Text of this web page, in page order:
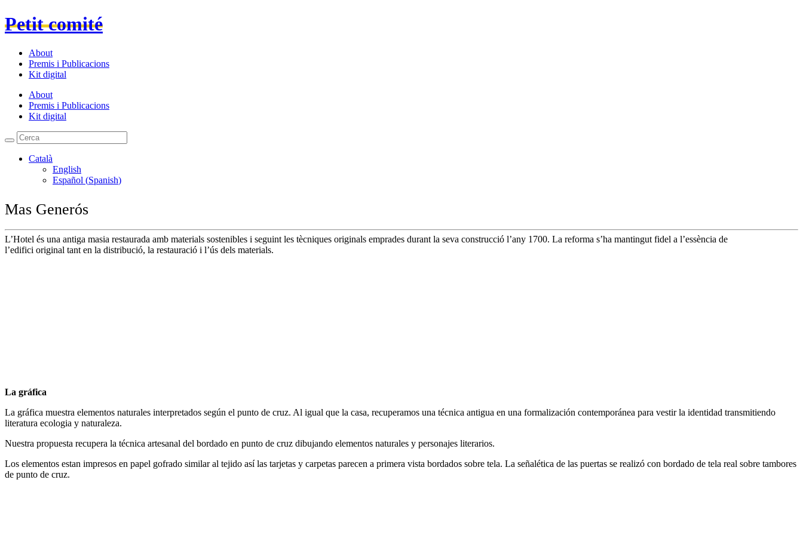
Petit comité
About
Premis i Publicacions
Kit digital
About
Premis i Publicacions
Kit digital
Català
English
Español (Spanish)
Mas Generós
L’Hotel és una antiga masia restaurada amb materials sostenibles i seguint les tècniques originals emprades durant la seva construcció l’any 1700. La reforma s’ha mantingut fidel a l’essència de
l’edifici original tant en la distribució, la restauració i l’ús dels materials.
La gráfica
La gráfica muestra elementos naturales interpretados según el punto de cruz. Al igual que la casa, recuperamos una técnica antigua en una formalización contemporánea para vestir la identidad transmitiendo
literatura ecologia y naturaleza.
Nuestra propuesta recupera la técnica artesanal del bordado en punto de cruz dibujando elementos naturales y personajes literarios.
Los elementos estan impresos en papel gofrado similar al tejido así las tarjetas y carpetas parecen a primera vista bordados sobre tela. La señalética de las puertas se realizó con bordado de tela real sobre tambores
de punto de cruz.